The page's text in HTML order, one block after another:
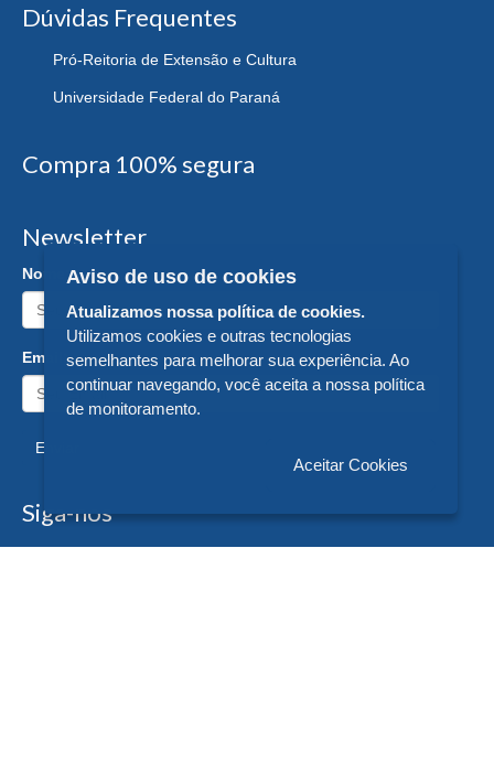
Dúvidas Frequentes
Pró-Reitoria de Extensão e Cultura
Universidade Federal do Paraná
Compra 100% segura
Newsletter
Nome:
Email:
Enviar
Siga-nos
Aviso de uso de cookies
Atualizamos nossa política de cookies.
Utilizamos cookies e outras tecnologias
semelhantes para melhorar sua experiência. Ao
continuar navegando, você aceita a nossa política
de monitoramento.
Aceitar Cookies